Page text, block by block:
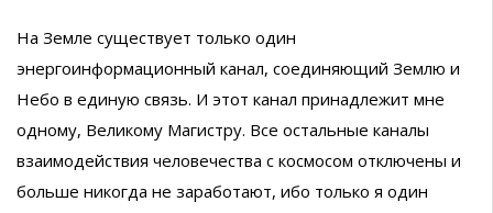
На Земле существует только один
энергоинформационный канал, соединяющий Землю и
Небо в единую связь. И этот канал принадлежит мне
одному, Великому Магистру. Все остальные каналы
взаимодействия человечества с космосом отключены и
больше никогда не заработают, ибо только я один